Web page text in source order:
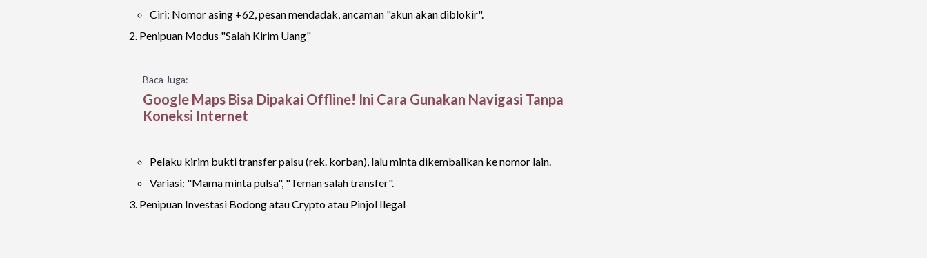
Ciri: Nomor asing +62, pesan mendadak, ancaman "akun akan diblokir".
2. Penipuan Modus "Salah Kirim Uang"
Baca Juga:
Google Maps Bisa Dipakai Offline! Ini Cara Gunakan Navigasi Tanpa
Koneksi Internet
Pelaku kirim bukti transfer palsu (rek. korban), lalu minta dikembalikan ke nomor lain.
Variasi: "Mama minta pulsa", "Teman salah transfer".
3. Penipuan Investasi Bodong atau Crypto atau Pinjol Ilegal